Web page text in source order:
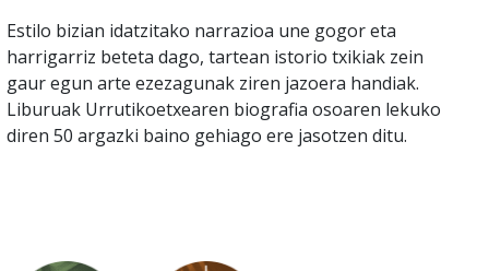
Estilo bizian idatzitako narrazioa une gogor eta
harrigarriz beteta dago, tartean istorio txikiak zein
gaur egun arte ezezagunak ziren jazoera handiak.
Liburuak Urrutikoetxearen biografia osoaren lekuko
diren 50 argazki baino gehiago ere jasotzen ditu.